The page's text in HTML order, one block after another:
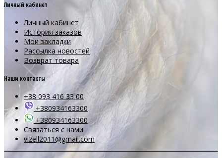
Личный кабинет
Личный кабинет
История заказов
Мои закладки
Рассылка новостей
Возврат товара
Наши контакты
+38 093 416 33 00
+380934163300
+380934163300
Связаться с нами
vizell2011@gmail.com